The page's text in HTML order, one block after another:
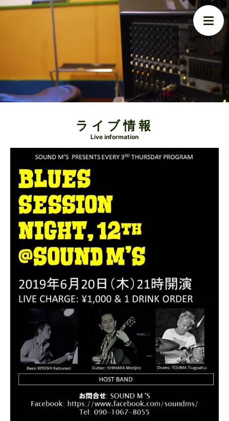
ライブ情報
Live information